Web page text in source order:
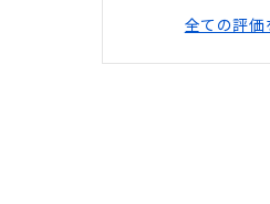
全ての評価